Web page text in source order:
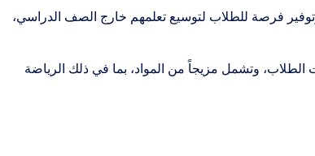
فرصة للطلاب لتوسيع تعلمهم خارج الصف الدراسي،
الطلاب، وتشمل مزيجاً من المواد، بما في ذلك الرياضة